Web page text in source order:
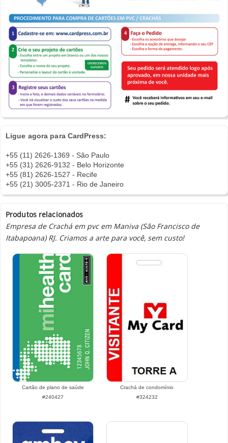
Ligue agora para CardPress:
+55 (11) 2626-1369 - São Paulo
+55 (31) 2626-9132 - Belo Horizonte
+55 (81) 2626-1527 - Recife
+55 (21) 3005-2371 - Rio de Janeiro
Produtos relacionados
Empresa de Crachá em pvc em Maniva (São Francisco de
Itabapoana) RJ. Criamos a arte para você, sem custo!
Cartão de plano de saúde
#240427
Crachá de condomínio
#324232